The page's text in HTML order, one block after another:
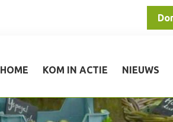
HOME KOM IN ACTIE NIEUWS